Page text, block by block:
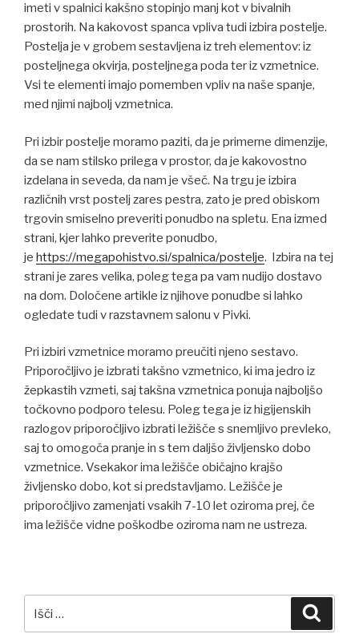
imeti v spalnici kakšno stopinjo manj kot v bivalnih
prostorih. Na kakovost spanca vpliva tudi izbira postelje.
Postelja je v grobem sestavljena iz treh elementov: iz
posteljnega okvirja, posteljnega poda ter iz vzmetnice.
Vsi te elementi imajo pomemben vpliv na naše spanje,
med njimi najbolj vzmetnica.
Pri izbir postelje moramo paziti, da je primerne dimenzije,
da se nam stilsko prilega v prostor, da je kakovostno
izdelana in seveda, da nam je všeč. Na trgu je izbira
različnih vrst postelj zares pestra, zato je pred obiskom
trgovin smiselno preveriti ponudbo na spletu. Ena izmed
strani, kjer lahko preverite ponudbo,
je https://megapohistvo.si/spalnica/postelje. Izbira na tej
strani je zares velika, poleg tega pa vam nudijo dostavo
na dom. Določene artikle iz njihove ponudbe si lahko
ogledate tudi v razstavnem salonu v Pivki.
Pri izbiri vzmetnice moramo preučiti njeno sestavo.
Priporočljivo je izbrati takšno vzmetnico, ki ima jedro iz
žepkastih vzmeti, saj takšna vzmetnica ponuja najboljšo
točkovno podporo telesu. Poleg tega je iz higijenskih
razlogov priporočljivo izbrati ležišče s snemljivo prevleko,
saj to omogoča pranje in s tem daljšo življensko dobo
vzmetnice. Vsekakor ima ležišče običajno krajšo
življensko dobo, kot si predstavljamo. Ležišče je
priporočljivo zamenjati vsakih 7-10 let oziroma prej, če
ima ležišče vidne poškodbe oziroma nam ne ustreza.